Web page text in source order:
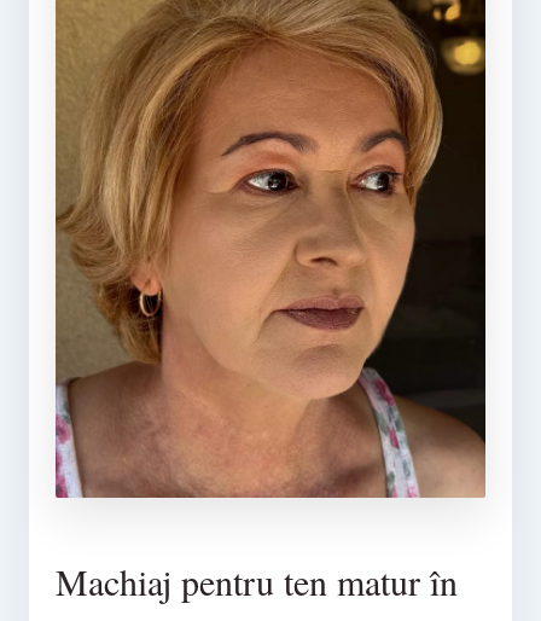
Machiaj pentru ten matur în